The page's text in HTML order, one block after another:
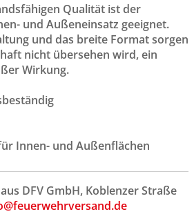
Qualität ist der
und Außeneinsatz geeignet.
und das breite Format sorgen
nicht übersehen wird, ein
Wirkung.
Innen- und Außenflächen
DFV GmbH, Koblenzer Straße